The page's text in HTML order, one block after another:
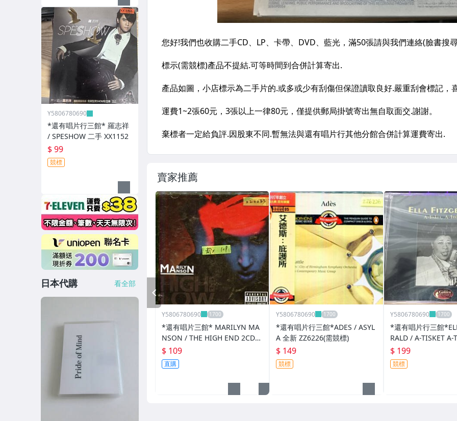
賣家推薦
Y5806780690
*還有唱片三館* MARILYN MA
NSON / THE HIGH END 2CD
二手 ZZ0023 (封面底破)
$ 109
直購
Y5806780690
*還有唱片行三館*ADES / ASYL
A 全新 ZZ6226(需競標)
$ 149
競標
Y5806780690
*還有唱片行三館
RALD / A-TISKET A-
新 ZZ15732(競標)
$ 199
競標
PREV
Y5806780690
*還有唱片行三館* 羅志祥
/ SPESHOW 二手 XX1152
$ 99
競標
日本代購 看全部